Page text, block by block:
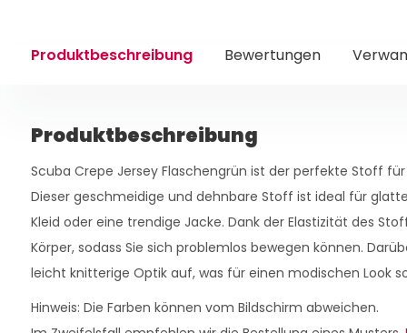
Produktbeschreibung Bewertungen
Produktbeschreibung
Scuba Crepe Jersey Flaschengrün ist der perfekte Stoff
Dieser geschmeidige und dehnbare Stoff ist ideal für
Kleid oder eine trendige Jacke. Dank der Elastizität des
Körper, sodass Sie sich problemlos bewegen können.
leicht knitterige Optik auf, was für einen modischen Look
Hinweis: Die Farben können vom Bildschirm abweichen.